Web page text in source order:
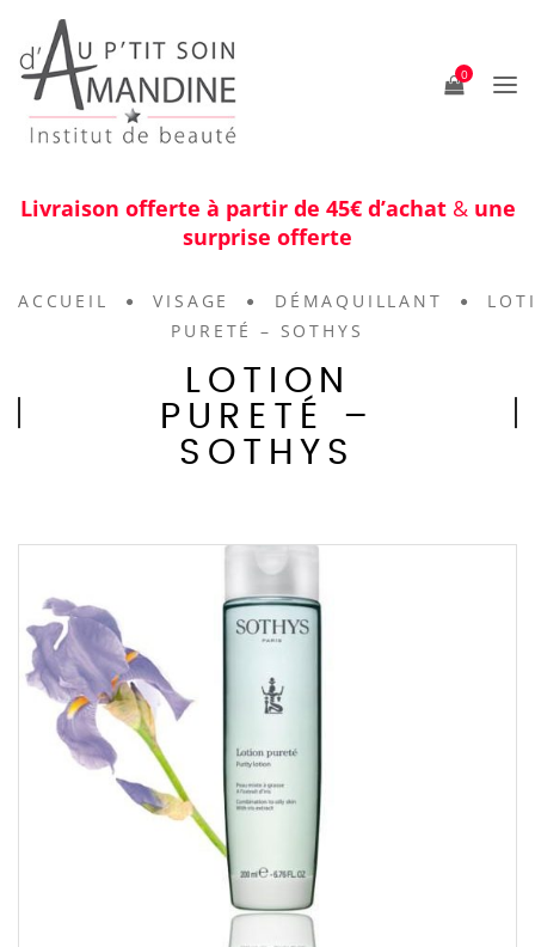
0
Livraison offerte à partir de 45€ d’achat & une
surprise offerte
ACCUEIL VISAGE DÉMAQUILLANT
PURETÉ – SOTHYS
LOTION
PURETÉ –
SOTHYS